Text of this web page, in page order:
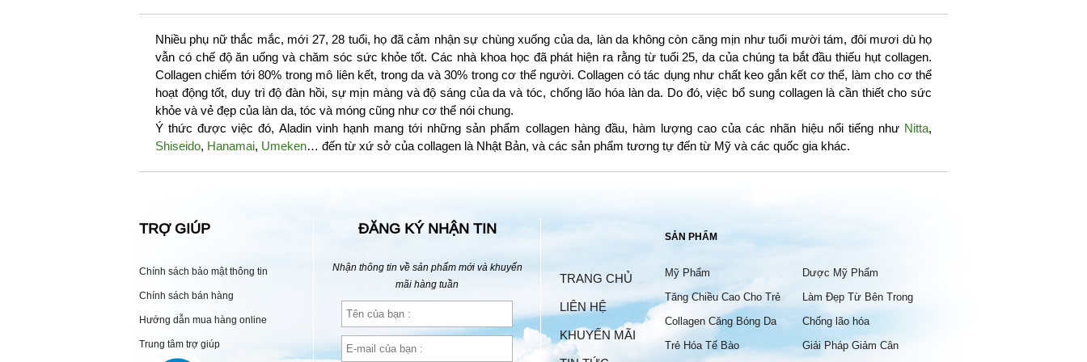
Nhiều phụ nữ thắc mắc, mới 27, 28 tuổi, họ đã cảm nhận sự chùng xuống của da, làn da không còn căng mịn như tuổi mười tám, đôi mươi dù họ
vẫn có chế độ ăn uống và chăm sóc sức khỏe tốt. Các nhà khoa học đã phát hiện ra rằng từ tuổi 25, da của chúng ta bắt đầu thiếu hụt collagen.
Collagen chiếm tới 80% trong mô liên kết, trong da và 30% trong cơ thể người. Collagen có tác dụng như chất keo gắn kết cơ thể, làm cho cơ thể
hoạt động tốt, duy trì độ đàn hồi, sự mịn màng và độ sáng của da và tóc, chống lão hóa làn da. Do đó, việc bổ sung collagen là cần thiết cho sức
khỏe và vẻ đẹp của làn da, tóc và móng cũng như cơ thể nói chung.
Ý thức được việc đó, Aladin vinh hạnh mang tới những sản phẩm collagen hàng đầu, hàm lượng cao của các nhãn hiệu nổi tiếng như Nitta,
Shiseido, Hanamai, Umeken… đến từ xứ sở của collagen là Nhật Bản, và các sản phẩm tương tự đến từ Mỹ và các quốc gia khác.
TRỢ GIÚP
Chính sách bảo mật thông tin
Chính sách bán hàng
Hướng dẫn mua hàng online
Trung tâm trợ giúp
ĐĂNG KÝ NHẬN TIN
Nhận thông tin về sản phẩm mới và khuyến
mãi hàng tuần
TRANG CHỦ
LIÊN HỆ
KHUYẾN MÃI
SẢN PHẨM
Mỹ Phẩm
Dược Mỹ Phẩm
Tăng Chiều Cao Cho Trẻ
Làm Đẹp Từ Bên Trong
Collagen Căng Bóng Da
Chống lão hóa
Trẻ Hóa Tế Bào
Giải Pháp Giảm Cân